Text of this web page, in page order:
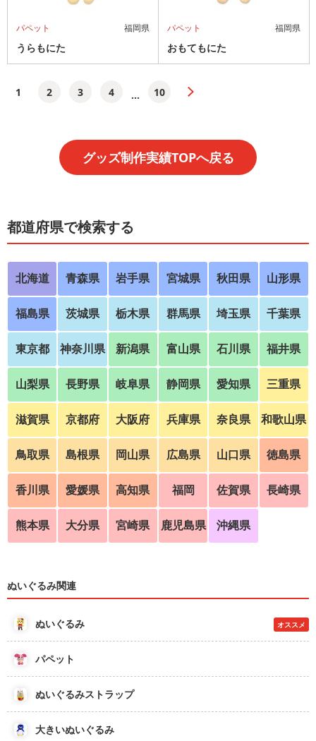
パペット 福岡県
うらもにた
パペット 福岡県
おもてもにた
1 2 3 4 ... 10
グッズ制作実績TOPへ戻る
都道府県で検索する
北海道 青森県 岩手県 宮城県 秋田県 山形県
福島県 茨城県 栃木県 群馬県 埼玉県 千葉県
東京都 神奈川県 新潟県 富山県 石川県 福井県
山梨県 長野県 岐阜県 静岡県 愛知県 三重県
滋賀県 京都府 大阪府 兵庫県 奈良県 和歌山県
鳥取県 島根県 岡山県 広島県 山口県 徳島県
香川県 愛媛県 高知県 福岡 佐賀県 長崎県
熊本県 大分県 宮崎県 鹿児島県 沖縄県
ぬいぐるみ関連
ぬいぐるみ オススメ
パペット
ぬいぐるみストラップ
大きいぬいぐるみ